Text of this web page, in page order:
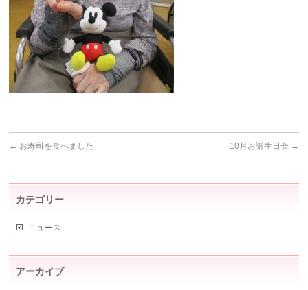
← お寿司を食べました 10月お誕生日会 →
カテゴリー
ニュース
アーカイブ